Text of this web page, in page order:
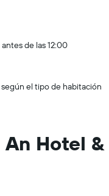
de las 12:00
el tipo de habitación
Hotel &